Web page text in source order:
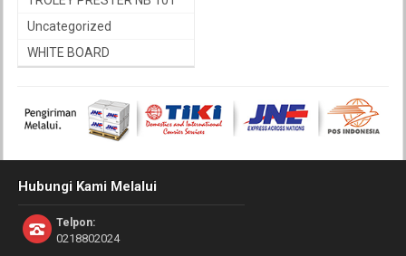
Uncategorized
WHITE BOARD
Hubungi Kami Melalui
Telpon:
0218802024